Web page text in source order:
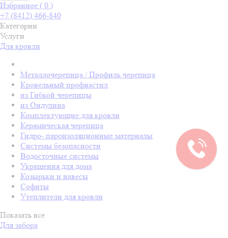
Избранное ( 0 )
+7 (8412) 466-840
Категории
Услуги
Для кровли
Металлочерепица / Профиль черепица
Кровельный профнастил
из Гибкой черепицы
из Ондулина
Комплектующие для кровли
Керамическая черепица
Гидро- пароизоляционные материалы
Системы безопасности
Водосточные системы
Украшения для дома
Козырьки и навесы
Софиты
Утеплители для кровли
Показать все
Для забора